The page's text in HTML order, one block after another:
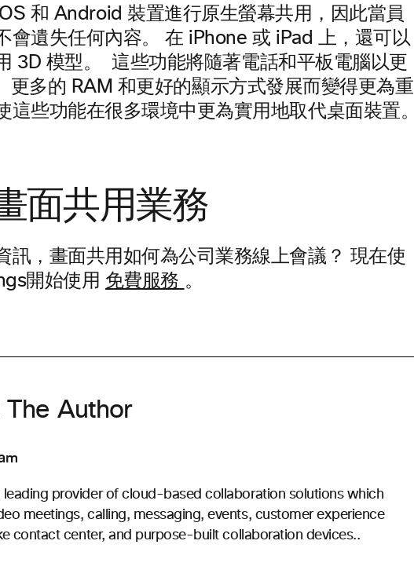
和 Android 裝置進行原生螢幕共用，因此當員
會遺失任何內容。 在 iPhone 或 iPad 上，還可以
3D 模型。
這些功能將隨著電話和平板電腦以更
更多的 RAM 和更好的顯示方式發展而變得更為重
這些功能在很多環境中更為實用地取代桌面裝置。
面共用業務
訊，畫面共用如何為公司業務線上會議？ 現在使
開始使用 免費服務 。
Author
leading provider of cloud-based collaboration solutions which
meetings, calling, messaging, events, customer experience
contact center, and purpose-built collaboration devices..